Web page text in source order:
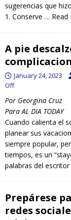
sugerencias que
1. Conserve … Read
A pie
January 24, 2023
Off
Por Georgina Cruz
Para AL DIA TODAY
Cuando calienta el
planear sus
siempre popular,
tiempos, es un
palabras del
Prepárese
redes